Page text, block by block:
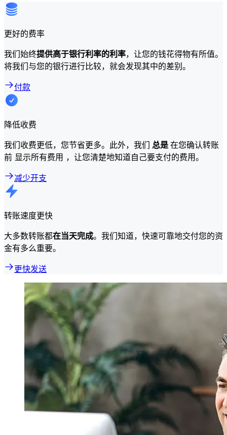
更好的费率
我们始终提供高于银行利率的利率，让您的钱花得物有所值。
将我们与您的银行进行比较，就会发现其中的差别。
付款
降低收费
我们收费更低，您节省更多。此外，我们 总是在您确认转账
前 显示所有费用 ，让您清楚地知道自己要支付的费用。
减少开支
转账速度更快
大多数转账都在当天完成。我们知道，快速可靠地交付您的资
金有多么重要。
更快发送